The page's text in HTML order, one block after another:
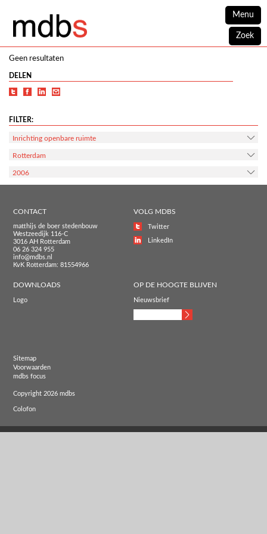
Menu
Zoek
Geen resultaten
DELEN
FILTER:
Inrichting openbare ruimte
Rotterdam
2006
CONTACT
matthijs de boer stedenbouw
Westzeedijk 116-C
3016 AH Rotterdam
06 26 324 955
info@mdbs.nl
KvK Rotterdam: 81554966
VOLG MDBS
Twitter
LinkedIn
DOWNLOADS
Logo
OP DE HOOGTE BLIJVEN
Nieuwsbrief
Sitemap
Voorwaarden
mdbs focus
Copyright 2026 mdbs
Colofon